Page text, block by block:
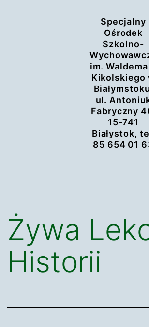
Specjalny
Ośrodek
Szkolno-
im.
Kikolskiego
ul.
Fabryczny
15-741
Białystok,
85 654 01
Żywa
Historii